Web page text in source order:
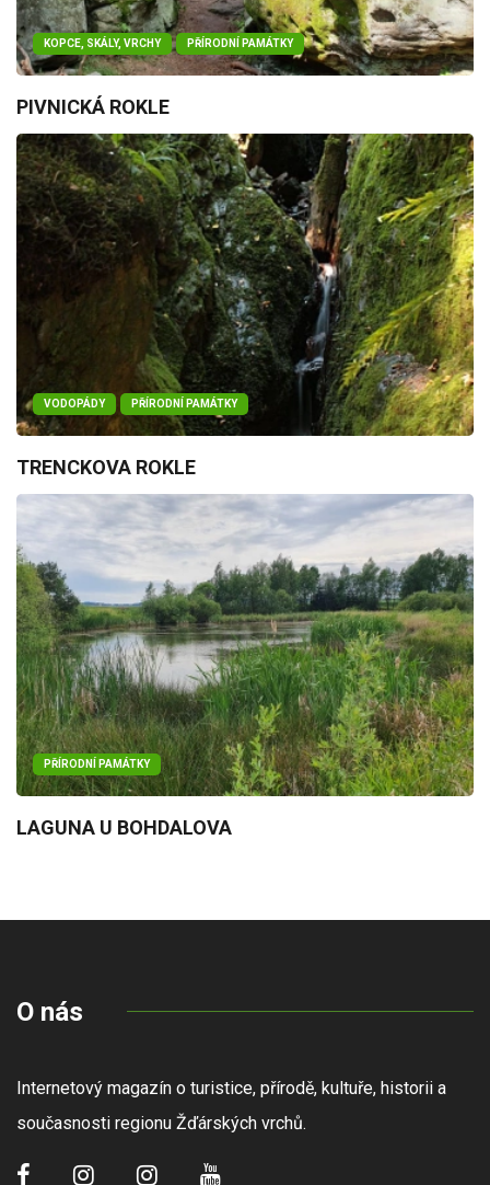
KOPCE, SKÁLY, VRCHY PŘÍRODNÍ PAMÁTKY
PIVNICKÁ ROKLE
VODOPÁDY PŘÍRODNÍ PAMÁTKY
TRENCKOVA ROKLE
PŘÍRODNÍ PAMÁTKY
LAGUNA U BOHDALOVA
O nás
Internetový magazín o turistice, přírodě, kultuře, historii a
současnosti regionu Žďárských vrchů.